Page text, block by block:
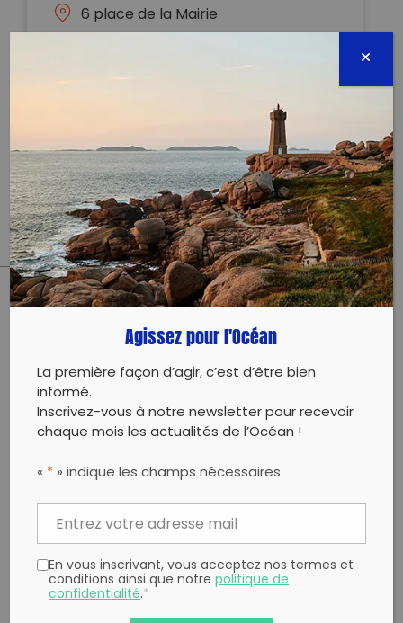
6 place de la Mairie
50750 Sainte-Suzanne-sur-Vire
03 juin 2021 - 09:00 à 12:00
0625915517
Évènement proposé par :
Association Nationale pour la
Protection des Eaux et Rivières -TOS
Partager sur Facebook
Twitter
Copy to clipboard
Agissez pour l'Océan
La première façon d’agir, c’est d’être bien
informé.
Inscrivez-vous à notre newsletter pour recevoir
chaque mois les actualités de l’Océan !
« * » indique les champs nécessaires
En vous inscrivant, vous acceptez nos termes et
conditions ainsi que notrepolitique de
confidentialité.*